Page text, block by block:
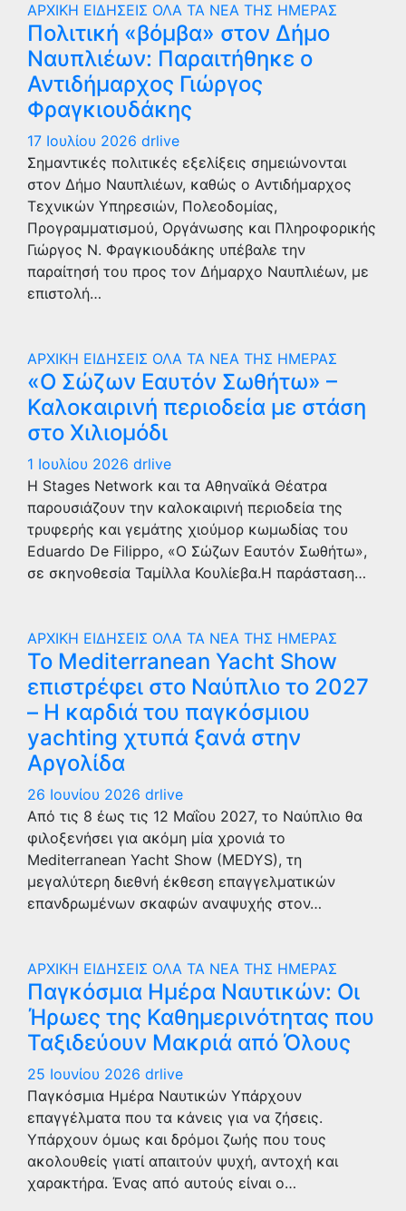
ΑΡΧΙΚΗ ΕΙΔΗΣΕΙΣ ΟΛΑ ΤΑ ΝΕΑ ΤΗΣ ΗΜΕΡΑΣ
Πολιτική «βόμβα» στον Δήμο
Ναυπλιέων: Παραιτήθηκε ο
Αντιδήμαρχος Γιώργος
Φραγκιουδάκης
17 Ιουλίου 2026 drlive
Σημαντικές πολιτικές εξελίξεις σημειώνονται
στον Δήμο Ναυπλιέων, καθώς ο Αντιδήμαρχος
Τεχνικών Υπηρεσιών, Πολεοδομίας,
Προγραμματισμού, Οργάνωσης και Πληροφορικής
Γιώργος Ν. Φραγκιουδάκης υπέβαλε την
παραίτησή του προς τον Δήμαρχο Ναυπλιέων, με
επιστολή…
ΑΡΧΙΚΗ ΕΙΔΗΣΕΙΣ ΟΛΑ ΤΑ ΝΕΑ ΤΗΣ ΗΜΕΡΑΣ
«Ο Σώζων Εαυτόν Σωθήτω» –
Καλοκαιρινή περιοδεία με στάση
στο Χιλιομόδι
1 Ιουλίου 2026 drlive
Η Stages Network και τα Αθηναϊκά Θέατρα
παρουσιάζουν την καλοκαιρινή περιοδεία της
τρυφερής και γεμάτης χιούμορ κωμωδίας του
Eduardo De Filippo, «Ο Σώζων Εαυτόν Σωθήτω»,
σε σκηνοθεσία Ταμίλλα Κουλίεβα.Η παράσταση…
ΑΡΧΙΚΗ ΕΙΔΗΣΕΙΣ ΟΛΑ ΤΑ ΝΕΑ ΤΗΣ ΗΜΕΡΑΣ
Το Mediterranean Yacht Show
επιστρέφει στο Ναύπλιο το 2027
– Η καρδιά του παγκόσμιου
yachting χτυπά ξανά στην
Αργολίδα
26 Ιουνίου 2026 drlive
Από τις 8 έως τις 12 Μαΐου 2027, το Ναύπλιο θα
φιλοξενήσει για ακόμη μία χρονιά το
Mediterranean Yacht Show (MEDYS), τη
μεγαλύτερη διεθνή έκθεση επαγγελματικών
επανδρωμένων σκαφών αναψυχής στον…
ΑΡΧΙΚΗ ΕΙΔΗΣΕΙΣ ΟΛΑ ΤΑ ΝΕΑ ΤΗΣ ΗΜΕΡΑΣ
Παγκόσμια Ημέρα Ναυτικών: Οι
Ήρωες της Καθημερινότητας που
Ταξιδεύουν Μακριά από Όλους
25 Ιουνίου 2026 drlive
Παγκόσμια Ημέρα Ναυτικών Υπάρχουν
επαγγέλματα που τα κάνεις για να ζήσεις.
Υπάρχουν όμως και δρόμοι ζωής που τους
ακολουθείς γιατί απαιτούν ψυχή, αντοχή και
χαρακτήρα. Ένας από αυτούς είναι ο…